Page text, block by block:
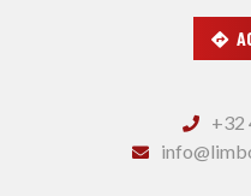
+32